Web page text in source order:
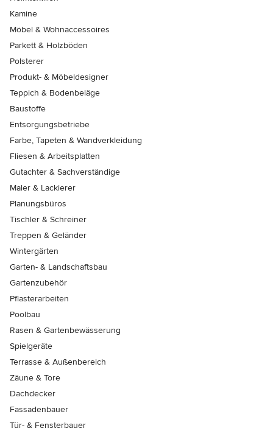
Kamine
Möbel & Wohnaccessoires
Parkett & Holzböden
Polsterer
Produkt- & Möbeldesigner
Teppich & Bodenbeläge
Baustoffe
Entsorgungsbetriebe
Farbe, Tapeten & Wandverkleidung
Fliesen & Arbeitsplatten
Gutachter & Sachverständige
Maler & Lackierer
Planungsbüros
Tischler & Schreiner
Treppen & Geländer
Wintergärten
Garten- & Landschaftsbau
Gartenzubehör
Pflasterarbeiten
Poolbau
Rasen & Gartenbewässerung
Spielgeräte
Terrasse & Außenbereich
Zäune & Tore
Dachdecker
Fassadenbauer
Tür- & Fensterbauer